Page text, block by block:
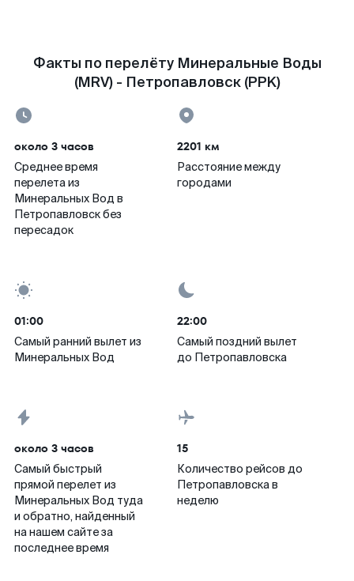
Факты по перелёту Минеральные Воды
(MRV) - Петропавловск (PPK)
около 3 часов
Среднее время
перелета из
Минеральных Вод в
Петропавловск без
пересадок
2201 км
Расстояние между
городами
01:00
Самый ранний вылет из
Минеральных Вод
22:00
Самый поздний вылет
до Петропавловска
около 3 часов
Самый быстрый
прямой перелет из
Минеральных Вод туда
и обратно, найденный
на нашем сайте за
последнее время
15
Количество рейсов до
Петропавловска в
неделю